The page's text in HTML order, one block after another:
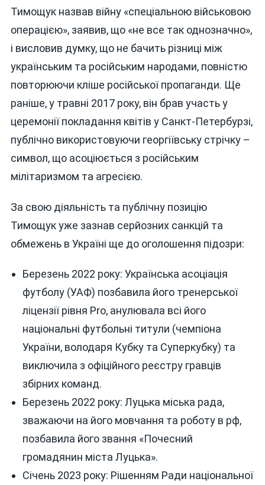
Тимощук назвав війну «спеціальною військовою
операцією», заявив, що «не все так однозначно»,
і висловив думку, що не бачить різниці між
українським та російським народами, повністю
повторюючи кліше російської пропаганди. Ще
раніше, у травні 2017 року, він брав участь у
церемонії покладання квітів у Санкт-Петербурзі,
публічно використовуючи георгіївську стрічку –
символ, що асоціюється з російським
мілітаризмом та агресією.
За свою діяльність та публічну позицію
Тимощук уже зазнав серйозних санкцій та
обмежень в Україні ще до оголошення підозри:
Березень 2022 року: Українська асоціація
футболу (УАФ) позбавила його тренерської
ліцензії рівня Pro, анулювала всі його
національні футбольні титули (чемпіона
України, володаря Кубку та Суперкубку) та
виключила з офіційного реєстру гравців
збірних команд.
Березень 2022 року: Луцька міська рада,
зважаючи на його мовчання та роботу в рф,
позбавила його звання «Почесний
громадянин міста Луцька».
Січень 2023 року: Рішенням Ради національної